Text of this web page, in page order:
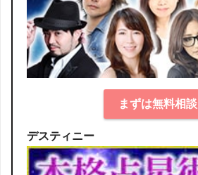
まずは無料相談
デスティニー